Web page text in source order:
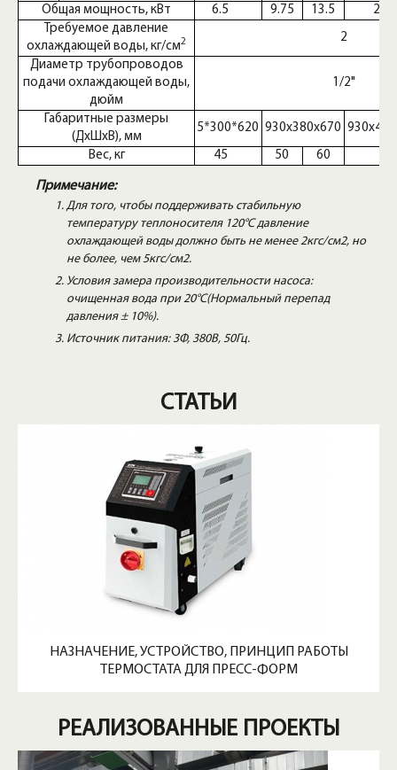
Общая мощность, кВт
Требуемое давление
охлаждающей воды, кг/см2
Диаметр трубопроводов
подачи охлаждающей воды,
дюйм
Габаритные размеры
(ДxШxВ), мм
Вес, кг
6.5 9.75 13.5 26.2
2
1/2"
715*300*620 930x380x670
45 50 60
Примечание:
Для того, чтобы поддерживать стабильную
температуру теплоносителя 120°C давление
охлаждающей воды должно быть не менее 2кгс/см2, но
не более, чем 5кгс/см2.
Условия замера производительности насоса:
очищенная вода при 20°С(Нормальный перепад
давления ± 10%).
Источник питания: 3Φ, 380В, 50Гц.
СТАТЬИ
НАЗНАЧЕНИЕ, УСТРОЙСТВО, ПРИНЦИП РАБОТЫ
ТЕРМОСТАТА ДЛЯ ПРЕСС-ФОРМ
РЕАЛИЗОВАННЫЕ ПРОЕКТЫ